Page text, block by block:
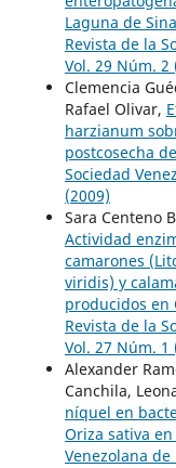
Laguna de
Revista de la
Vol. 29 Núm. 2
Clemencia
Rafael Olivar,
harzianum
postcosecha
Sociedad
(2009)
Sara Centeno
Actividad
camarones
viridis) y
producidos en
Revista de la
Vol. 27 Núm. 1
Alexander
Canchila,
níquel en
Oriza sativa
Venezolana